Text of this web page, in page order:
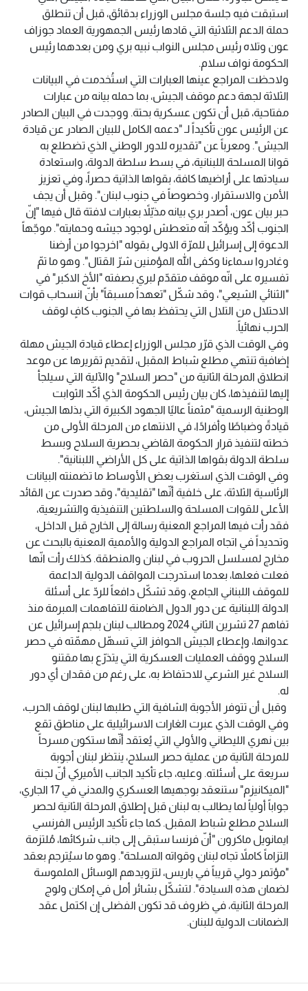
استبقت فيه جلسة مجلس الوزراء بدقائق، قبل أن تنطلق
حملة الدعم الثلاثية التي قادها رئيس الجمهورية العماد جوزاف
عون وتلاه رئيس مجلس النواب نبيه بري ومن بعدهما رئيس
الحكومة نواف سلام.
ولاحظت المراجع عينها العبارات التي استُخدمت في البيانات
الثلاثة لجهة دعم موقف الجيش، بما حمله بيانه من عبارات
مفتاحية، قبل أن تكون عسكرية بحتة. ووجدت في البيان الصادر
عن الرئيس عون تأكيداً لـ "دعمه الكامل للبيان الصادر عن قيادة
الجيش". ومعرباً عن "تقديره للدور الوطني الذي تضطلع به
قوانا المسلحة اللبنانية، في بسط سلطة الدولة، واستعادة
سيادتها على أراضيها كافة، بقواها الذاتية حصراً، وفي تعزيز
الأمن والاستقرار، وخصوصاً في جنوب لبنان". وقبل أن يجف
حبر بيان عون، أصدر بري بيانه مذيّلاً بعبارات لافتة قال فيها "إنّ
الجنوب أكّد ويؤكّد انّه متعطش لوجود جيشه وحمايته". موجّهاً
الدعوة إلى إسرائيل للمرّة الاولى بقوله "اخرجوا من أرضنا
وغادروا سماءنا وكفى الله المؤمنين شرّ القتال". وهو ما تمّ
تفسيره على انّه موقف متقدّم لبري بصفته "الأخ الاكبر" في
"الثنائي الشيعي"، وقد شكّل "تعهداً مسبقاً" بأنّ انسحاب قوات
الاحتلال من التلال التي يحتفظ بها في الجنوب كافٍ لوقف
الحرب نهائياً.
وفي الوقت الذي قرّر مجلس الوزراء إعطاء قيادة الجيش مهلة
إضافية تنتهي مطلع شباط المقبل، لتقديم تقريرها عن موعد
انطلاق المرحلة الثانية من "حصر السلاح" والآلية التي سيلجأ
إليها لتنفيذها، كان بيان رئيس الحكومة الذي أكّد الثوابت
الوطنية الرسمية "مثمناً عاليًا الجهود الكبيرة التي بذلها الجيش،
قيادةً وضباطًا وأفرادًا، في الانتهاء من المرحلة الأولى من
خطته لتنفيذ قرار الحكومة القاضي بحصرية السلاح وبسط
سلطة الدولة بقواها الذاتية على كل الأراضي اللبنانية".
وفي الوقت الذي استغرب بعض الأوساط ما تضمنته البيانات
الرئاسية الثلاثة، على خلفية أنّها "تقليدية"، وقد صدرت عن القائد
الأعلى للقوات المسلحة والسلطتين التنفيذية والتشريعية،
فقد رأت فيها المراجع المعنية رسالة إلى الخارج قبل الداخل،
وتحديداً في اتجاه المراجع الدولية والأممية المعنية بالبحث عن
مخارج لمسلسل الحروب في لبنان والمنطقة. كذلك رأت انّها
فعلت فعلها، بعدما استدرجت المواقف الدولية الداعمة
للموقف اللبناني الجامع، وقد تشكّل دافعاً للردّ على أسئلة
الدولة اللبنانية عن دور الدول الضامنة للتفاهمات المبرمة منذ
تفاهم 27 تشرين الثاني 2024 ومطالب لبنان بلجم إسرائيل عن
عدوانها، وإعطاء الجيش الحوافز التي تسهّل مهمّته في حصر
السلاح ووقف العمليات العسكرية التي يتذرّع بها مقتنو
السلاح غير الشرعي للاحتفاظ به، على رغم من فقدان أي دور
له.
وقبل أن تتوفر الأجوبة الشافية التي طلبها لبنان لوقف الحرب،
وفي الوقت الذي عبرت الغارات الاسرائيلية على مناطق تقع
بين نهري الليطاني والأولي التي يُعتقد أنّها ستكون مسرحاً
للمرحلة الثانية من عملية حصر السلاح، ينتظر لبنان أجوبة
سريعة على أسئلته. وعليه، جاء تأكيد الجانب الأميركي أنّ لجنة
"الميكانيزم" ستنعقد بوجهيها العسكري والمدني في 17 الجاري،
جواباً أولياً لما يطالب به لبنان قبل إطلاق المرحلة الثانية لحصر
السلاح مطلع شباط المقبل. كما جاء تأكيد الرئيس الفرنسي
ايمانويل ماكرون "أنّ فرنسا ستبقى إلى جانب شركائها، مُلتزمة
التزاماً كاملاً تجاه لبنان وقواته المسلحة". وهو ما سيُترجم بعقد
"مؤتمر دولي قريباً في باريس، لتزويدهم الوسائل الملموسة
لضمان هذه السيادة". لتشكّل بشائر أمل في إمكان ولوج
المرحلة الثانية، في ظروف قد تكون الفضلى إن اكتمل عقد
الضمانات الدولية للبنان.